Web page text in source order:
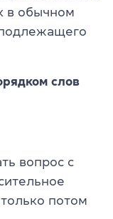
в обычном
слов
вопрос с
только потом